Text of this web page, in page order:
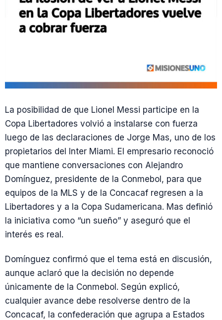
La posibilidad de que Lionel Messi participe en la
Copa Libertadores volvió a instalarse con fuerza
luego de las declaraciones de Jorge Mas, uno de los
propietarios del Inter Miami. El empresario reconoció
que mantiene conversaciones con Alejandro
Domínguez, presidente de la Conmebol, para que
equipos de la MLS y de la Concacaf regresen a la
Libertadores y a la Copa Sudamericana. Mas definió
la iniciativa como “un sueño” y aseguró que el
interés es real.
Domínguez confirmó que el tema está en discusión,
aunque aclaró que la decisión no depende
únicamente de la Conmebol. Según explicó,
cualquier avance debe resolverse dentro de la
Concacaf, la confederación que agrupa a Estados